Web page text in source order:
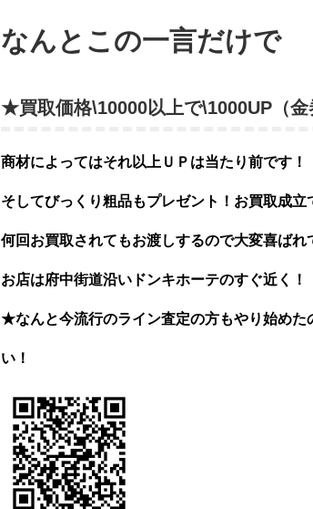
なんとこの一言だけで
★買取価格\10000以上で\1000UP（金
商材によってはそれ以上ＵＰは当たり前です！
そしてびっくり粗品もプレゼント！お買取成
何回お買取されてもお渡しするので大変喜ばれ
お店は府中街道沿いドンキホーテのすぐ近く！
★なんと今流行のライン査定の方もやり始めた
い！